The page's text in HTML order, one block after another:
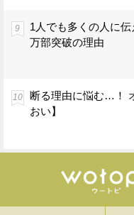
1人でも多くの人に
万部突破の理由
断る理由に悩む…！
おい】